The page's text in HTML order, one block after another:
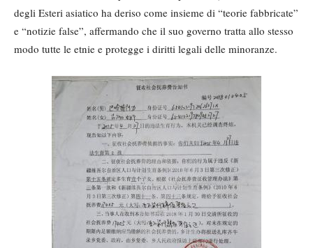
degli Esteri asiatico ha deriso come insieme di “teorie fabbricate”
e “notizie false”, affermando che il suo governo tratta allo stesso
modo tutte le etnie e protegge i diritti legali delle minoranze.